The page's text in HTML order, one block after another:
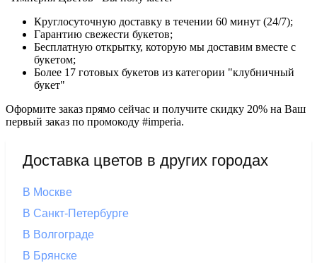
Круглосуточную доставку в течении 60 минут (24/7);
Гарантию свежести букетов;
Бесплатную открытку, которую мы доставим вместе с
букетом;
Более 17 готовых букетов из категории "клубничный
букет"
Оформите заказ прямо сейчас и получите скидку 20% на Ваш
первый заказ по промокоду #imperia.
Доставка цветов в других городах
В Москве
В Санкт-Петербурге
В Волгограде
В Брянске